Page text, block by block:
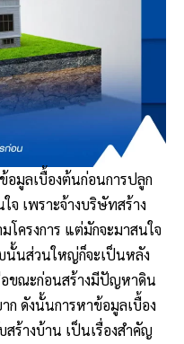
อมูลเบื้องต้นก่อนการปลูก
เพราะจ้างบริษัทสร้าง
ครงการ แต่มักจะมาสนใจ
นส่วนใหญ่ก็จะเป็นหลัง
อขณะก่อนสร้างมีปัญหาดิน
ก ดังนั้นการหาข้อมูลเบื้อง
ร้างบ้าน เป็นเรื่องสำคัญ